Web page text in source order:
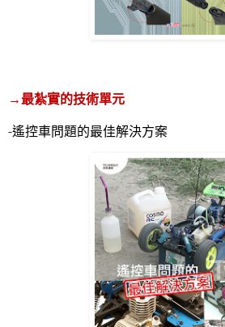
→最紮實的技術單元
-遙控車問題的最佳解決方案